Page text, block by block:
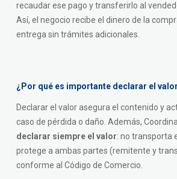
recaudar ese pago y transferirlo al
Así, el negocio recibe el dinero de la
entrega sin trámites adicionales.
¿Por qué es importante declarar el
Declarar el valor asegura el contenido y
caso de pérdida o daño. Además,
declarar siempre el valor: no transporta
protege a ambas partes (remitente y
conforme al Código de Comercio.